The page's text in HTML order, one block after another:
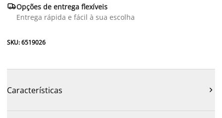
Opções de entrega flexíveis
Entrega rápida e fácil à sua escolha
SKU: 6519026
Características 